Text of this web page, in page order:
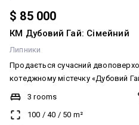
$ 85 000
КМ Дубовий Гай: Сімейний
Липники
Продається сучасний
котеджному містечку «Дубовий
котеджів. Це затишне місце для
приватність та близькість до природи. Головна
будинку — власний вихід у
3 rooms
100 /40 / 50 m²